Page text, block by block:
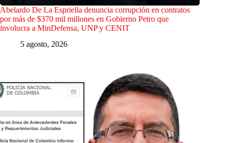
Abelardo De La Espriella denuncia corrupción en contratos
por más de $370 mil millones en Gobierno Petro que
involucra a MinDefensa, UNP y CENIT
5 agosto, 2026